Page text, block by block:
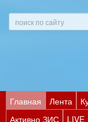
Главная Лента
Активно ЗИС
LIVE